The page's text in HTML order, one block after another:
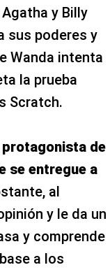
y Billy
sus poderes y
Wanda intenta
la prueba
Scratch.
protagonista de
se entregue a
al
y le da un
y comprende
a los